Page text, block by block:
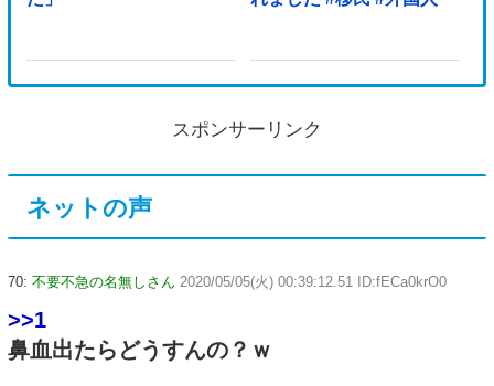
スポンサーリンク
ネットの声
70: 不要不急の名無しさん 2020/05/05(火) 00:39:12.51 ID:fECa0krO0
>>1
鼻血出たらどうすんの？ｗ